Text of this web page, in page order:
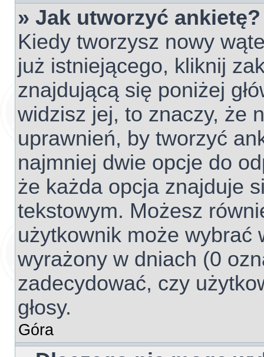
» Jak utworzyć ankietę?
Kiedy tworzysz nowy
już istniejącego, kliknij
znajdującą się poniżej
widzisz jej, to znaczy, że
uprawnień, by tworzyć
najmniej dwie opcje do
że każda opcja znajduje
tekstowym. Możesz
użytkownik może wybrać
wyrażony w dniach (0
zadecydować, czy
głosy.
Góra